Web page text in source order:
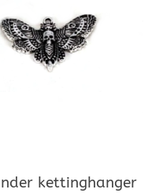
kettinghanger